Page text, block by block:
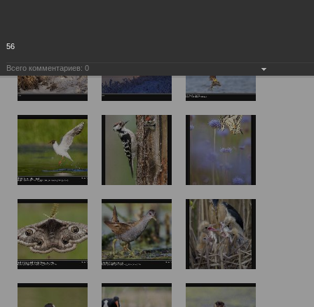
56
Всего комментариев: 0